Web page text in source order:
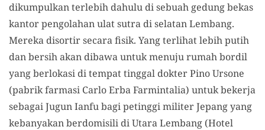
dikumpulkan terlebih dahulu di sebuah gedung bekas
kantor pengolahan ulat sutra di selatan Lembang.
Mereka disortir secara fisik. Yang terlihat lebih putih
dan bersih akan dibawa untuk menuju rumah bordil
yang berlokasi di tempat tinggal dokter Pino Ursone
(pabrik farmasi Carlo Erba Farmintalia) untuk bekerja
sebagai Jugun Ianfu bagi petinggi militer Jepang yang
kebanyakan berdomisili di Utara Lembang (Hotel